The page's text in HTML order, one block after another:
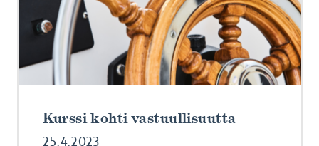
Kurssi kohti vastuullisuutta
25.4.2023